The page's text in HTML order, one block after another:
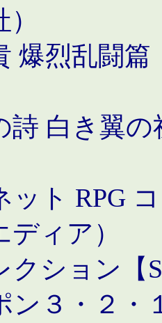
爆烈乱闘篇
詩 白き翼
ット RPG
ディア）
クション【
ン３・２